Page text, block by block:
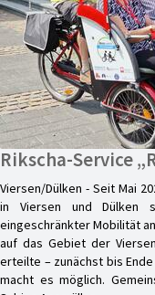
Rikscha-Service
Viersen/Dülken - Seit Mai
in Viersen und Dülken
eingeschränkter Mobilität
auf das Gebiet der
erteilte – zunächst bis
macht es möglich.